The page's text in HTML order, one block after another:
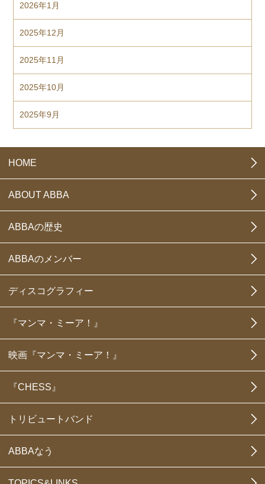
2026年1月
2025年12月
2025年11月
2025年10月
2025年9月
HOME
ABOUT ABBA
ABBAの歴史
ABBAのメンバー
ディスコグラフィー
『マンマ・ミーア！』
映画『マンマ・ミーア！』
『CHESS』
トリビュートバンド
ABBAなう